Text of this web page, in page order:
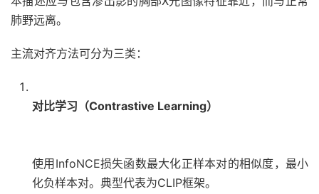
肺野远离。
主流对齐方法可分为三类：
对比学习（Contrastive Learning）
使用InfoNCE损失函数最大化正样本对的相似度，最小
化负样本对。典型代表为CLIP框架。